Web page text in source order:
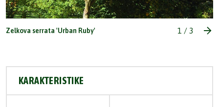
Zelkova serrata 'Urban Ruby' 1 / 3
KARAKTERISTIKE